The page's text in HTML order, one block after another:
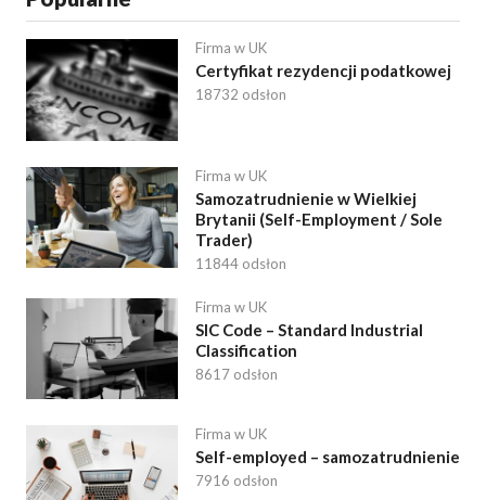
Firma w UK
Certyfikat rezydencji podatkowej
18732 odsłon
Firma w UK
Samozatrudnienie w Wielkiej
Brytanii (Self-Employment / Sole
Trader)
11844 odsłon
Firma w UK
SIC Code – Standard Industrial
Classification
8617 odsłon
Firma w UK
Self-employed – samozatrudnienie
7916 odsłon